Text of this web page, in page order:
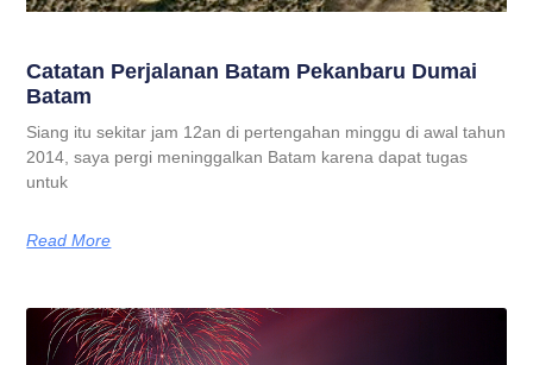
Catatan Perjalanan Batam Pekanbaru Dumai
Batam
Siang itu sekitar jam 12an di pertengahan minggu di awal tahun
2014, saya pergi meninggalkan Batam karena dapat tugas
untuk
Read More